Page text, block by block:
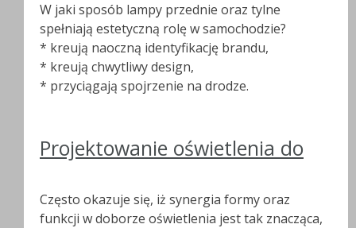
W jaki sposób lampy przednie oraz tylne
spełniają estetyczną rolę w samochodzie?
* kreują naoczną identyfikację brandu,
* kreują chwytliwy design,
* przyciągają spojrzenie na drodze.
Projektowanie oświetlenia do
Często okazuje się, iż synergia formy oraz
funkcji w doborze oświetlenia jest tak znacząca,